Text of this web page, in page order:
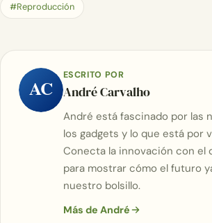
#Reproducción
AC
ESCRITO POR
André Carvalho
André está fascinado por las
los gadgets y lo que está por
Conecta la innovación con el
para mostrar cómo el futuro
nuestro bolsillo.
Más de André